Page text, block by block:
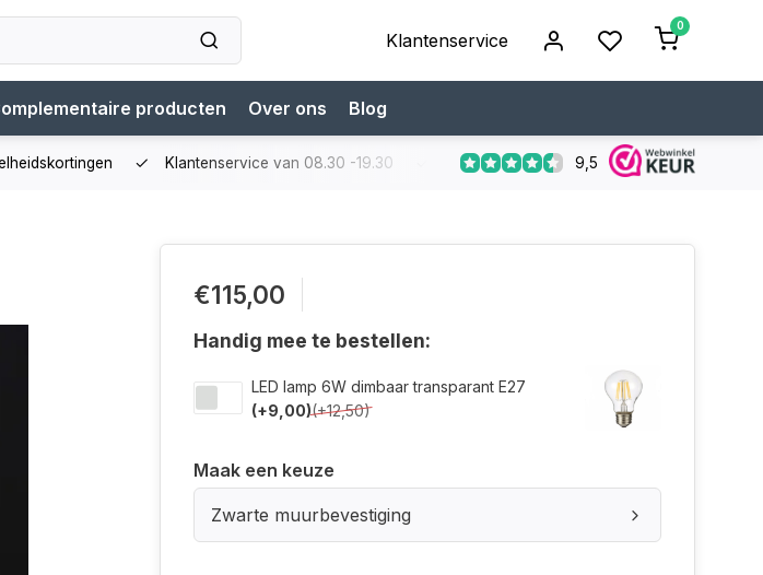
Klantenservice
0
producten Over ons Blog
Klantenservice van 08.30 -19.30 Koop bij een specialist Gratis
9,5
€115,00
Handig mee te bestellen:
LED lamp 6W dimbaar transparant E27
(+9,00)(+12,50)
Maak een keuze
Zwarte muurbevestiging